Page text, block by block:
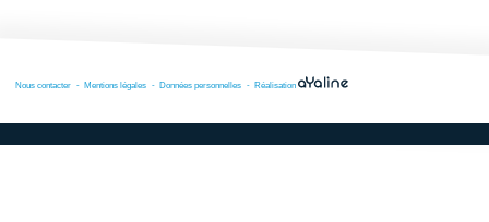
Nous contacter Mentions légales Données personnelles Réalisation